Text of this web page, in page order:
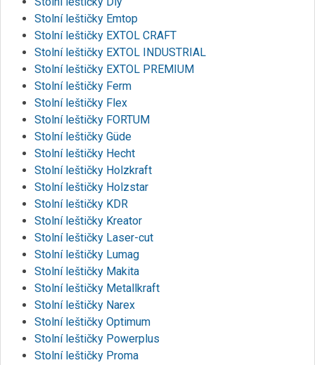
Stolní leštičky Emtop
Stolní leštičky EXTOL CRAFT
Stolní leštičky EXTOL INDUSTRIAL
Stolní leštičky EXTOL PREMIUM
Stolní leštičky Ferm
Stolní leštičky Flex
Stolní leštičky FORTUM
Stolní leštičky Güde
Stolní leštičky Hecht
Stolní leštičky Holzkraft
Stolní leštičky Holzstar
Stolní leštičky KDR
Stolní leštičky Kreator
Stolní leštičky Laser-cut
Stolní leštičky Lumag
Stolní leštičky Makita
Stolní leštičky Metallkraft
Stolní leštičky Narex
Stolní leštičky Optimum
Stolní leštičky Powerplus
Stolní leštičky Proma